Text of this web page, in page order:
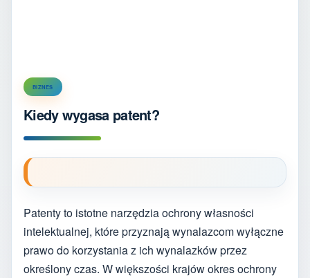
BIZNES
Kiedy wygasa patent?
Patenty to istotne narzędzia ochrony własności
intelektualnej, które przyznają wynalazcom wyłączne
prawo do korzystania z ich wynalazków przez
określony czas. W większości krajów okres ochrony